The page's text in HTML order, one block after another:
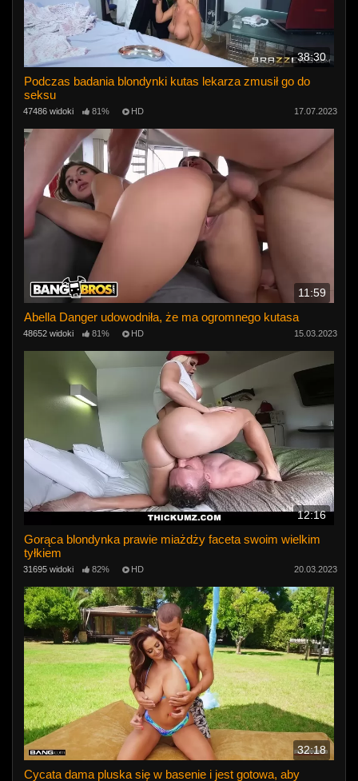
38:30
Podczas badania blondynki kutas lekarza zmusił go do
seksu
47486 widoki 81% HD 17.07.2023
11:59
Abella Danger udowodniła, że ​​ma ogromnego kutasa
48652 widoki 81% HD 15.03.2023
12:16
Gorąca blondynka prawie miażdży faceta swoim wielkim
tyłkiem
31695 widoki 82% HD 20.03.2023
32:18
Cycata dama pluska się w basenie i jest gotowa, aby